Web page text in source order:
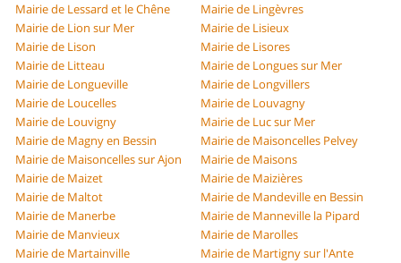
Mairie de Lessard et le Chêne
Mairie de Lingèvres
Mairie de Lion sur Mer
Mairie de Lisieux
Mairie de Lison
Mairie de Lisores
Mairie de Litteau
Mairie de Longues sur Mer
Mairie de Longueville
Mairie de Longvillers
Mairie de Loucelles
Mairie de Louvagny
Mairie de Louvigny
Mairie de Luc sur Mer
Mairie de Magny en Bessin
Mairie de Maisoncelles Pelvey
Mairie de Maisoncelles sur Ajon
Mairie de Maisons
Mairie de Maizet
Mairie de Maizières
Mairie de Maltot
Mairie de Mandeville en Bessin
Mairie de Manerbe
Mairie de Manneville la Pipard
Mairie de Manvieux
Mairie de Marolles
Mairie de Martainville
Mairie de Martigny sur l'Ante